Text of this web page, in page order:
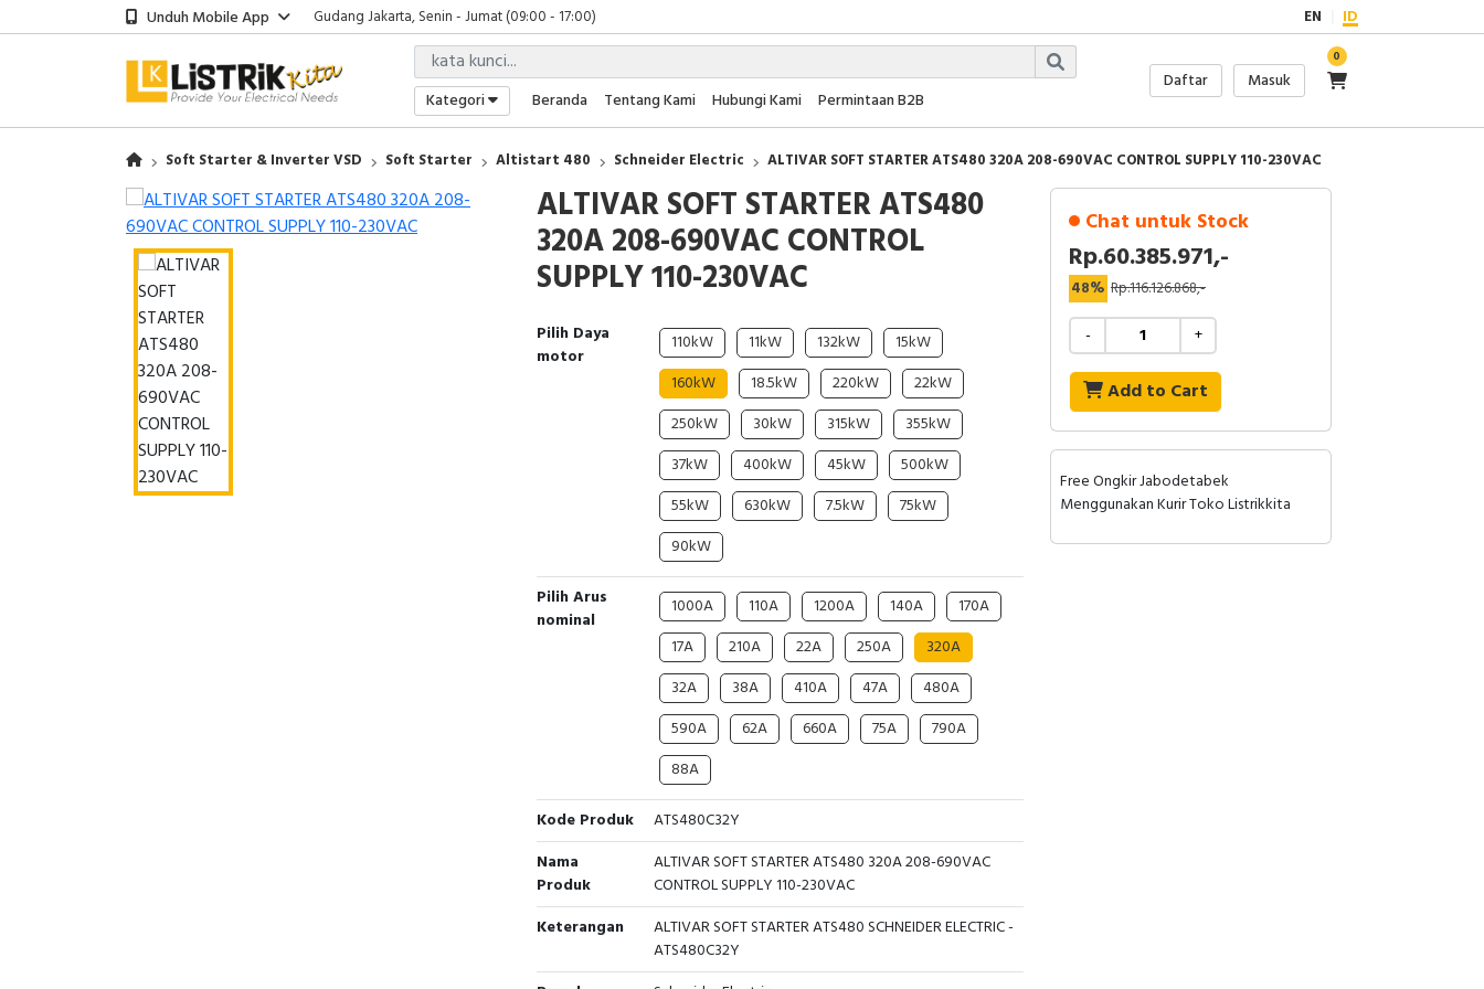
Unduh Mobile App
Gudang Jakarta, Senin - Jumat (09:00 - 17:00)
Showroom Bali, Senin - Jumat (09:00 - 17:00)
Kantor Jakarta, Senin - Jumat (08:00 - 17:00)
Gudang Jakarta, Senin - Jumat (09:00 - 17:00)
Showroom Bali, Senin - Jumat (09:00 - 17:00)
EN ID
Kategori Beranda Tentang Kami Hubungi Kami Permintaan B2B
Daftar Masuk
0
Soft Starter & Inverter VSD Soft Starter Altistart 480 Schneider Electric ALTIVAR SOFT STARTER ATS480 320A 208-690VAC CONTROL SUPPLY 110-230VAC
ALTIVAR SOFT STARTER ATS480
320A 208-690VAC CONTROL
SUPPLY 110-230VAC
Pilih Daya
motor
110kW 11kW 132kW
15kW
160kW
18.5kW 220kW
22kW
250kW
30kW 315kW
355kW
37kW
400kW 45kW
500kW
55kW
630kW 7.5kW
75kW
90kW
Pilih Arus
nominal
1000A 110A 1200A 140A
170A
17A
210A 22A 250A
320A
32A
38A 410A 47A
480A
590A
62A 660A 75A
790A
88A
Kode Produk
ATS480C32Y
Nama
Produk
ALTIVAR SOFT STARTER ATS480 320A 208-690VAC
CONTROL SUPPLY 110-230VAC
Keterangan
ALTIVAR SOFT STARTER ATS480 SCHNEIDER ELECTRIC -
ATS480C32Y
Chat untuk Stock
Rp.60.385.971,-
48% Rp.116.126.868,-
- +
Add to Cart
Free Ongkir Jabodetabek
Menggunakan Kurir Toko Listrikkita